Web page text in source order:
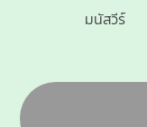
มนัสวีร์